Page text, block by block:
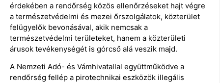
érdekében a rendőrség közös ellenőrzéseket hajt végre
a természetvédelmi és mezei őrszolgálatok, közterület
felügyelők bevonásával, akik nemcsak a
természetvédelmi területeket, hanem a közterületi
árusok tevékenységét is górcső alá veszik majd.
A Nemzeti Adó- és Vámhivatallal együttműködve a
rendőrség fellép a pirotechnikai eszközök illegális